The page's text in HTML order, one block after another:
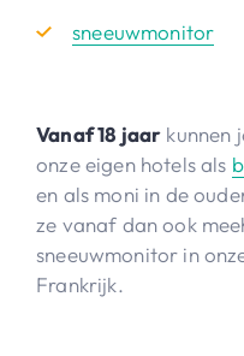
sneeuwmonitor
Vanaf 18 jaar kunnen
onze eigen hotels als
en als moni in de
ze vanaf dan ook
sneeuwmonitor in
Frankrijk.